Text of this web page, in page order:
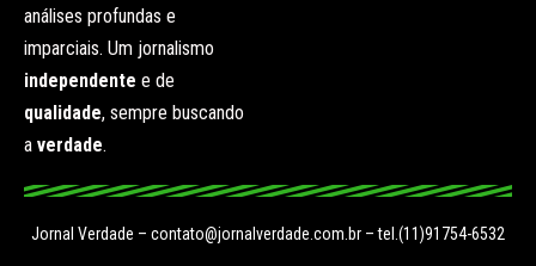
análises profundas e
imparciais. Um jornalismo
independente e de
qualidade, sempre buscando
a verdade.
Jornal Verdade – contato@jornalverdade.com.br – tel.(11)91754-6532